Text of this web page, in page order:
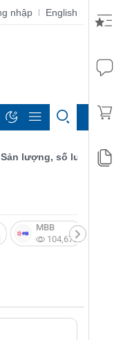
nhập | English
số lượng đơn
MBB
104,672